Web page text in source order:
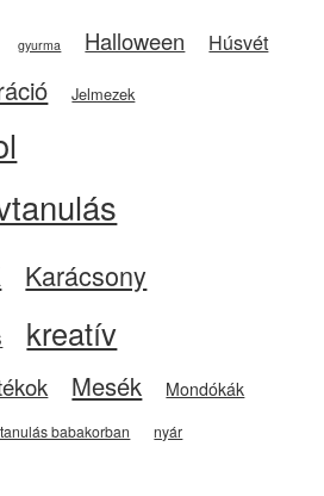
gyurma Halloween Húsvét
Jelmezek
Karácsony
kreatív
Mesék
Mondókák
babakorban nyár